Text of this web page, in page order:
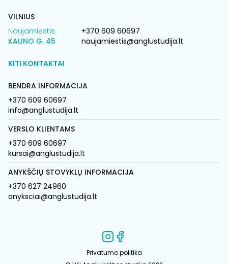
VILNIUS
Naujamiestis
KAUNO G. 45
+370 609 60697
naujamiestis@anglustudija.lt
KITI KONTAKTAI
BENDRA INFORMACIJA
+370 609 60697
info@anglustudija.lt
VERSLO KLIENTAMS
+370 609 60697
kursai@anglustudija.lt
ANYKŠČIŲ STOVYKLŲ INFORMACIJA
+370 627 24960
anyksciai@anglustudija.lt
Privatumo politika